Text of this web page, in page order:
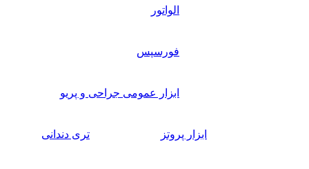
الواتور
فورسپس
ابزار عمومی جراحی و پریو
ابزار پروتز تری دندانی